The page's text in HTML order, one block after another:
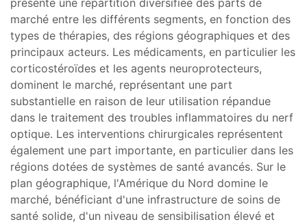
marché entre les différents segments, en fonction des
types de thérapies, des régions géographiques et des
principaux acteurs. Les médicaments, en particulier les
corticostéroïdes et les agents neuroprotecteurs,
dominent le marché, représentant une part
substantielle en raison de leur utilisation répandue
dans le traitement des troubles inflammatoires du nerf
optique. Les interventions chirurgicales représentent
également une part importante, en particulier dans les
régions dotées de systèmes de santé avancés. Sur le
plan géographique, l'Amérique du Nord domine le
marché, bénéficiant d'une infrastructure de soins de
santé solide, d'un niveau de sensibilisation élevé et